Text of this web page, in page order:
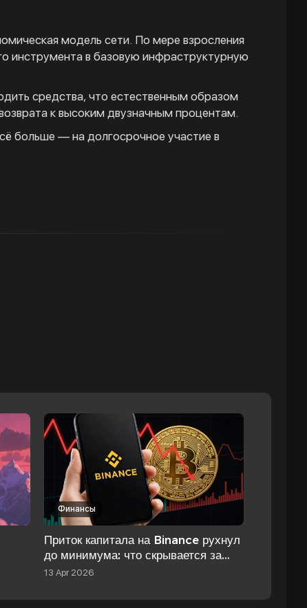
модель сети. По мере взросления
инструмента в базовую инфраструктурную
средства, что естественным образом
к высоким двузначным процентам.
больше — на долгосрочное участие в
Финансы
Приток капитала на Binance рухнул
до минимума: что скрывается за
этим?
13 Apr 2026